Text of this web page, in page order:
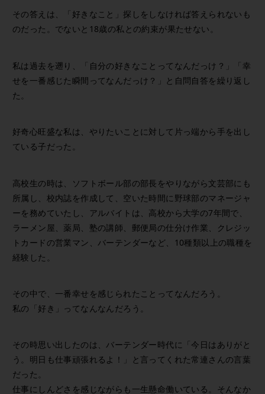
その答えは、「好きなこと」探しをしなければ答えられないも
のだった。でないと18歳の私との約束が果たせない。
私は過去を遡り、「自分の好きなことってなんだっけ？」「幸
せを一番感じた瞬間ってなんだっけ？」と自問自答を繰り返し
た。
好奇心旺盛な私は、やりたいことに対して片っ端から手を出し
ている子だった。
高校生の時は、ソフトボール部の部長をやりながら文芸部にも
所属し、校内誌を作成して、空いた時間に野球部のマネージャ
ーを務めていたし、アルバイトは、高校から大学の7年間で、
ラーメン屋、薬局、塾の講師、郵便局の仕分け作業、クレジッ
トカードの営業マン、バーテンダーなど、10種類以上の職種を
経験した。
その中で、一番幸せを感じられたことってなんだろう。
私の「好き」ってなんなんだろう。
その時思い出したのは、バーテンダー時代に「今日はありがと
う。明日も仕事頑張れるよ！」と言ってくれた常連さんの言葉
だった。
仕事にしんどさを感じながらも一生懸命働いている。そんなか